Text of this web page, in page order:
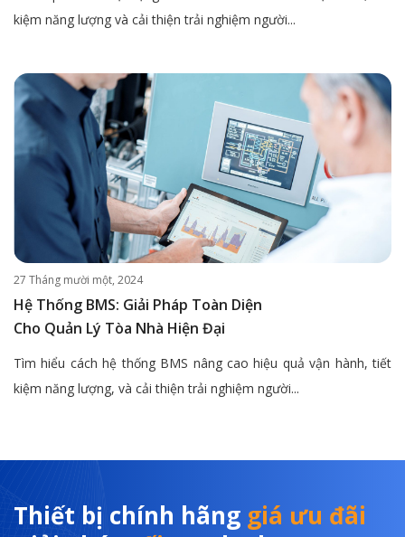
kiệm năng lượng và cải thiện trải nghiệm người...
27 Tháng mười một, 2024
Hệ Thống BMS: Giải Pháp Toàn Diện
Cho Quản Lý Tòa Nhà Hiện Đại
Tìm hiểu cách hệ thống BMS nâng cao hiệu quả vận hành, tiết
kiệm năng lượng, và cải thiện trải nghiệm người...
Thiết bị chính hãng giá ưu đãi